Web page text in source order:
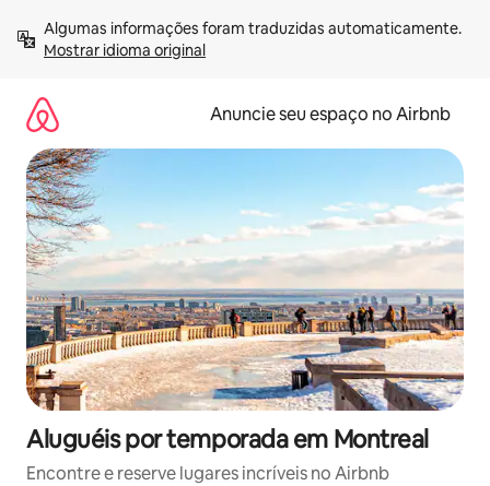
para
Mostrar idioma original
Anuncie seu espaço no Airbnb
Aluguéis por temporada em Montreal
Encontre e reserve lugares incríveis no Airbnb